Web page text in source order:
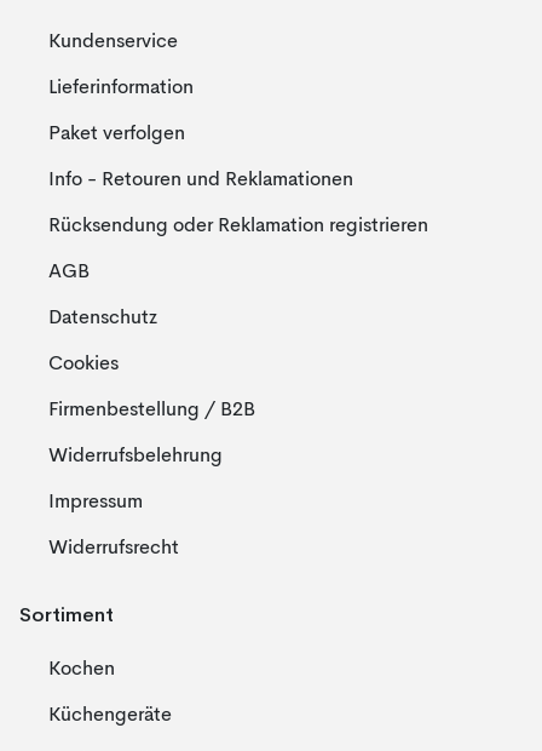
Kundenservice
Lieferinformation
Paket verfolgen
Info - Retouren und Reklamationen
Rücksendung oder Reklamation registrieren
AGB
Datenschutz
Cookies
Firmenbestellung / B2B
Widerrufsbelehrung
Impressum
Widerrufsrecht
Sortiment
Kochen
Küchengeräte